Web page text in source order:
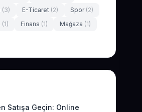
(3) E-Ticaret (2) Spor (2)
(1) Finans (1) Mağaza (1)
Satışa Geçin: Online